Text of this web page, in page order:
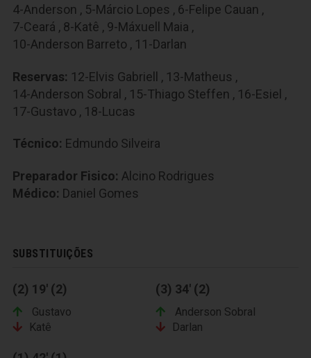
4-Anderson , 5-Márcio Lopes , 6-Felipe Cauan ,
7-Ceará , 8-Katê , 9-Máxuell Maia ,
10-Anderson Barreto , 11-Darlan
Reservas: 12-Elvis Gabriell , 13-Matheus ,
14-Anderson Sobral , 15-Thiago Steffen , 16-Esiel ,
17-Gustavo , 18-Lucas
Técnico: Edmundo Silveira
Preparador Fisico: Alcino Rodrigues
Médico: Daniel Gomes
SUBSTITUIÇÕES
(2) 19' (2)
Gustavo
Katê
(3) 34' (2)
Anderson Sobral
Darlan